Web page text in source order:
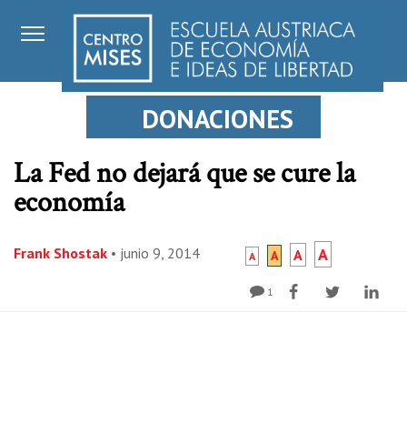
DONACIONES
La Fed no dejará que se cure la
economía
Frank Shostak • junio 9, 2014 A A A A
1